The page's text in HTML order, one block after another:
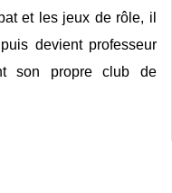
et les jeux de rôle, il
devient professeur
son propre club de